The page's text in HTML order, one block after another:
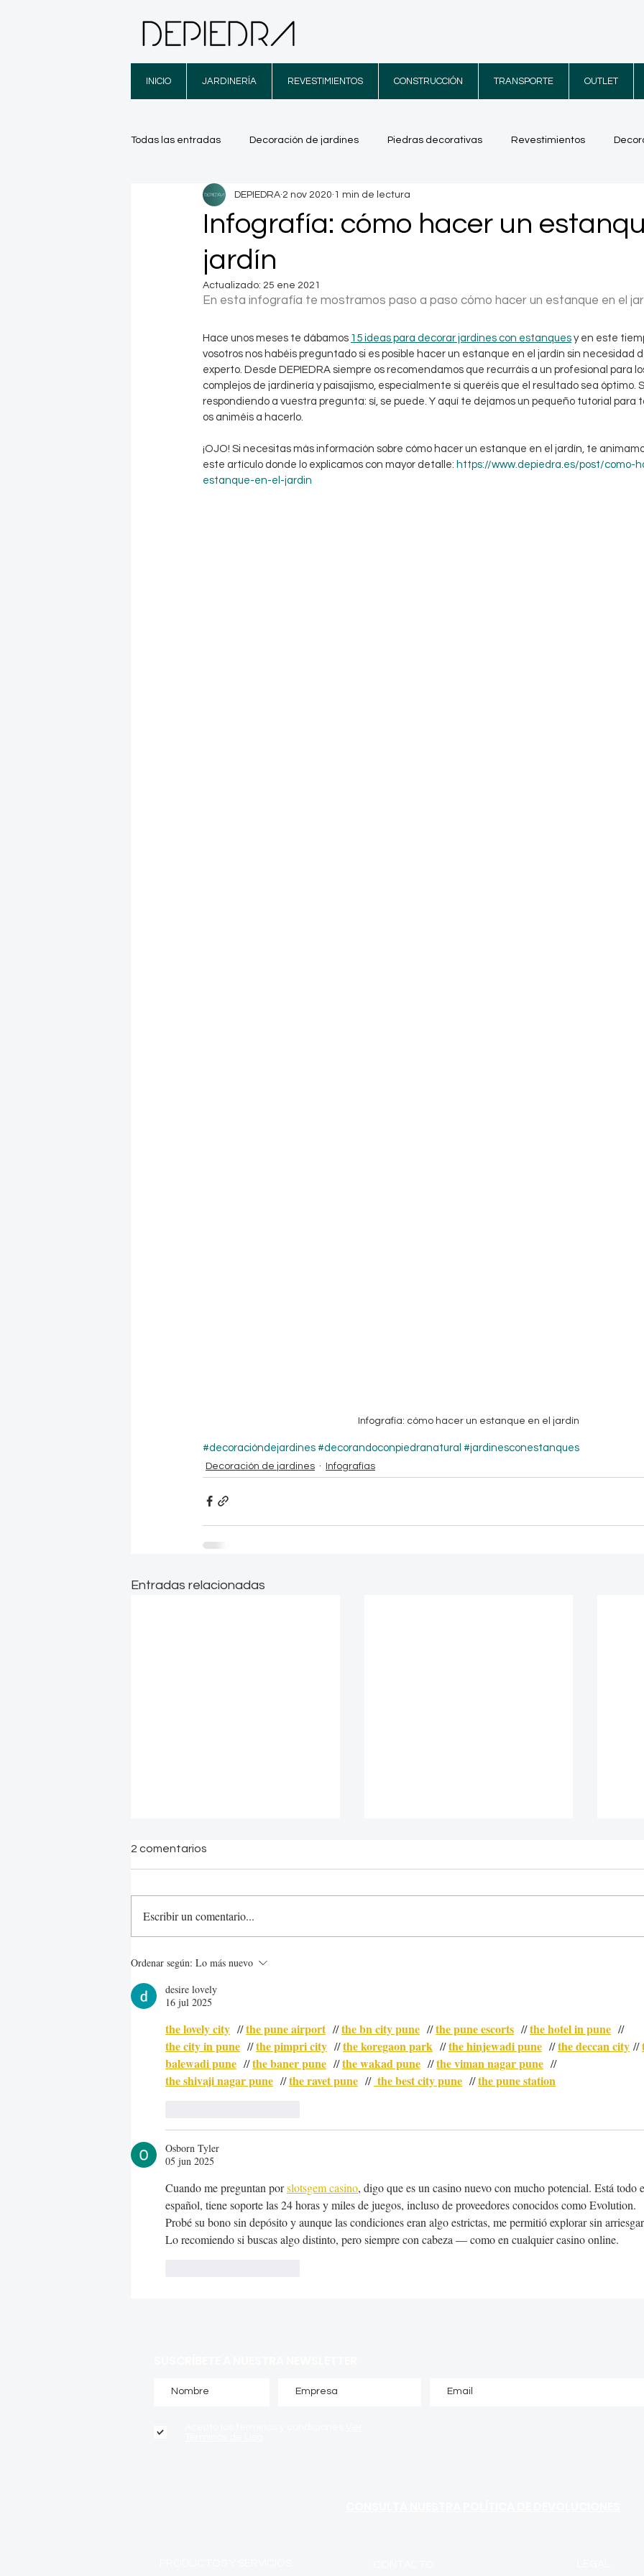
INICIO JARDINERÍA REVESTIMIENTOS CONSTRUCCIÓN TRANSPORTE OUTLET
Todas las entradas Decoración de jardines Piedras decorativas Revestimientos
Infografías Lugares increíbles
Infografía: cómo hacer un
jardín
DEPIEDRA 2 nov 2020 1 min de lectura
Actualizado: 25 ene 2021
En esta infografía te mostramos paso a paso cómo hacer un estanque en el
Hace unos meses te dábamos 15 ideas para decorar jardines con estanques y en este
vosotros nos habéis preguntado si es posible hacer un estanque en el jardín sin necesidad
experto. Desde DEPIEDRA siempre os recomendamos que recurráis a un profesional para
complejos de jardinería y paisajismo, especialmente si queréis que el resultado sea óptimo.
respondiendo a vuestra pregunta: sí, se puede. Y aquí te dejamos un pequeño tutorial para
os animéis a hacerlo.
¡OJO! Si necesitas más información sobre cómo hacer un estanque en el jardín, te
este artículo donde lo explicamos con mayor detalle: https://www.depiedra.es/post/como-
estanque-en-el-jardin
Infografía: cómo hacer un estanque en el jardín
#decoracióndejardines #decorandoconpiedranatural #jardinesconestanques
Decoración de jardines Infografías
Entradas relacionadas
Inspírate con estos 15
2 comentarios
Escribir un comentario...
Ordenar según: Lo más nuevo
desire lovely
16 jul 2025
the lovely city // the pune airport // the bn city pune // the pune escorts // the hotel in pune //
the city in pune // the pimpri city // the koregaon park // the hinjewadi pune // the deccan city //
balewadi pune // the baner pune // the wakad pune // the viman nagar pune //
the shivaji nagar pune // the ravet pune // the best city pune // the pune station
Osborn Tyler
05 jun 2025
Cuando me preguntan por slotsgem casino, digo que es un casino nuevo con mucho potencial. Está todo
español, tiene soporte las 24 horas y miles de juegos, incluso de proveedores conocidos como Evolution.
Probé su bono sin depósito y aunque las condiciones eran algo estrictas, me permitió explorar sin
Lo recomiendo si buscas algo distinto, pero siempre con cabeza — como en cualquier casino online.